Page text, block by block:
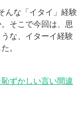
んな「イタイ」経験
そこで今回は、思
な、イターイ経験
。
ずかしい言い間違